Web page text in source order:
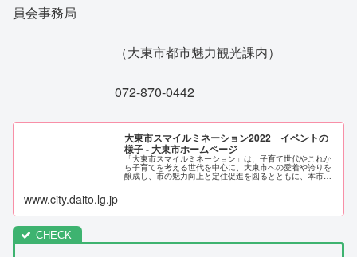
員会事務局
（大東市都市魅力観光課内）
072-870-0442
大東市スマイルミネーション2022 イベントの
様子 - 大東市ホームページ
「大東市スマイルミネーション」は、子育て世代やこれか
ら子育てを考える世代を中心に、大東市への愛着や誇りを
醸成し、市の魅力向上と定住促進を図るとともに、本市の
www.city.daito.lg.jp